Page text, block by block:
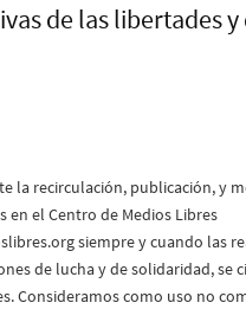
de las libertades
la recirculación, publicación, y
en el Centro de Medios Libres
siempre y cuando las
de lucha y de solidaridad, se
Consideramos como uso no